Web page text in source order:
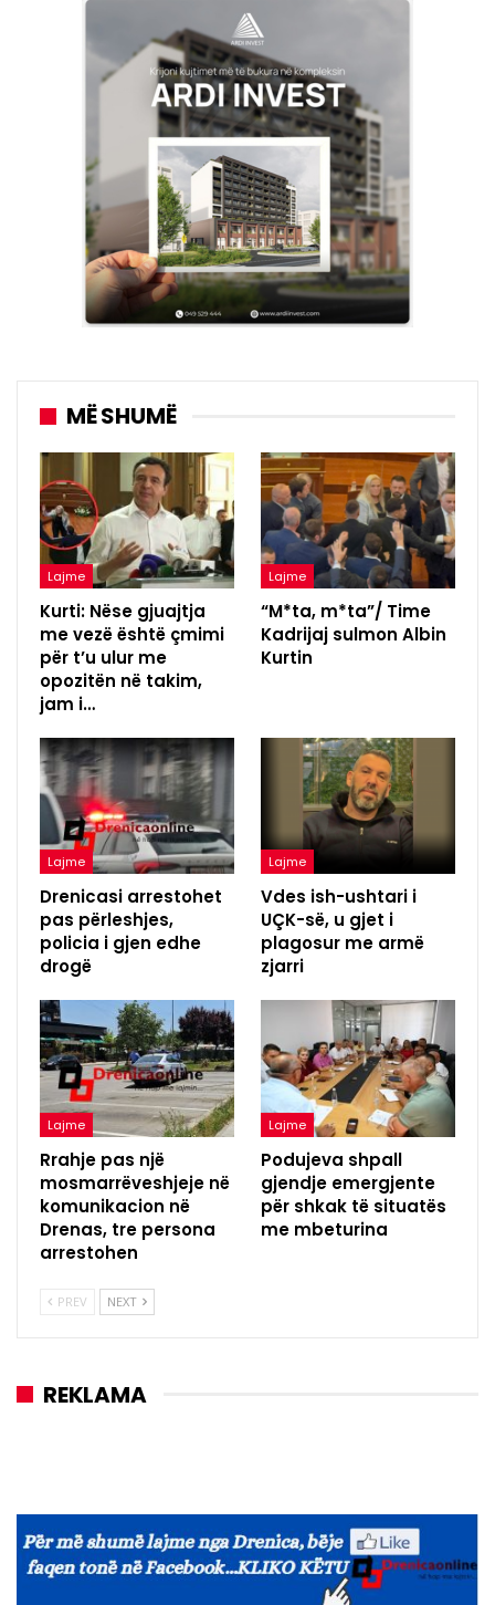
MË SHUMË
Lajme
Kurti: Nëse gjuajtja
me vezë është çmimi
për t’u ulur me
opozitën në takim,
jam i…
Lajme
“M*ta, m*ta”/ Time
Kadrijaj sulmon Albin
Kurtin
Lajme
Drenicasi arrestohet
pas përleshjes,
policia i gjen edhe
drogë
Lajme
Vdes ish-ushtari i
UÇK-së, u gjet i
plagosur me armë
zjarri
Lajme
Rrahje pas një
mosmarrëveshjeje në
komunikacion në
Drenas, tre persona
arrestohen
Lajme
Podujeva shpall
gjendje emergjente
për shkak të situatës
me mbeturina
PREV NEXT
REKLAMA